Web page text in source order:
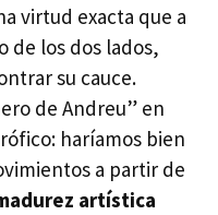
virtud exacta que a
de los dos lados,
su cauce.
de Andreu” en
haríamos bien
a partir de
artística